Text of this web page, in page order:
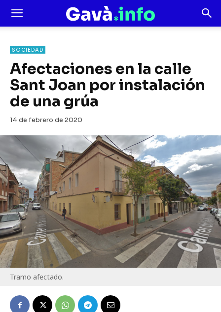
SOCIEDAD
Afectaciones en la calle
Sant Joan por instalación
de una grúa
14 de febrero de 2020
Tramo afectado.